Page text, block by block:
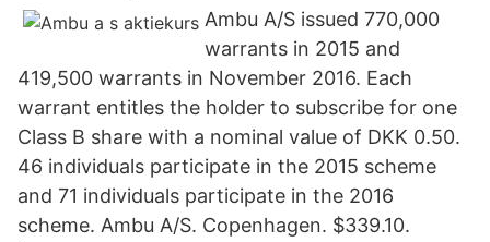
Ambu A/S issued 770,000
warrants in 2015 and
419,500 warrants in November 2016. Each
warrant entitles the holder to subscribe for one
Class B share with a nominal value of DKK 0.50.
46 individuals participate in the 2015 scheme
and 71 individuals participate in the 2016
scheme. Ambu A/S. Copenhagen. $339.10.